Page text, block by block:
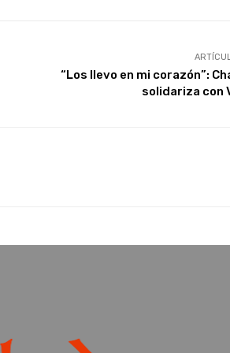
“Los llevo en mi corazón”:
solidariza con